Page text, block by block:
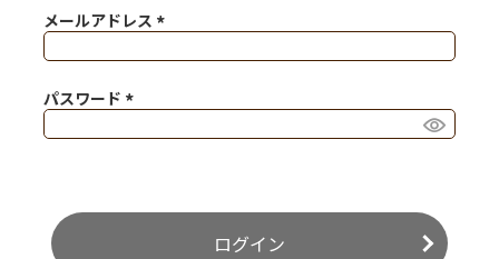
メールアドレス
パスワード
ログイン